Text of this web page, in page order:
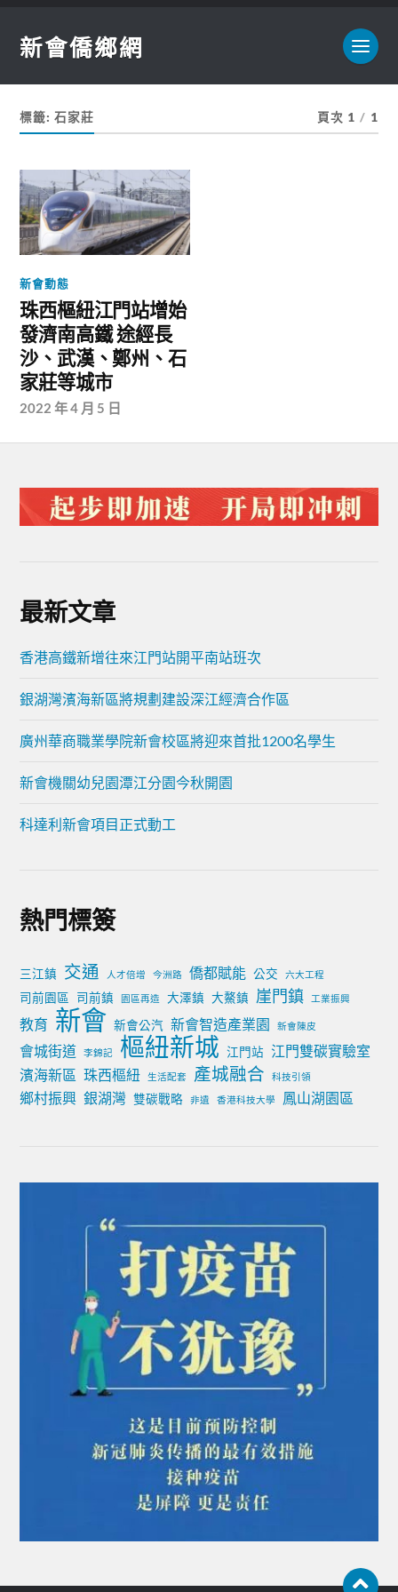
新會僑鄉網
標籤:石家莊 頁次 1 / 1
新會動態
珠西樞紐江門站增始
發濟南高鐵 途經長
沙、武漢、鄭州、石
家莊等城市
2022 年 4 月 5 日
最新文章
香港高鐵新增往來江門站開平南站班次
銀湖灣濱海新區將規劃建設深江經濟合作區
廣州華商職業學院新會校區將迎來首批1200名學生
新會機關幼兒園潭江分園今秋開園
科達利新會項目正式動工
熱門標簽
三江鎮 交通 人才倍增 今洲路 僑都賦能 公交 六大工程
司前園區 司前鎮 園區再造 大澤鎮 大鰲鎮 崖門鎮 工業振興
教育 新會 新會公汽 新會智造產業園 新會陳皮
會城街道 李錦記 樞紐新城 江門站
江門雙碳實驗室
濱海新區 珠西樞紐 生活配套 產城融合 科技引領
鄉村振興 銀湖灣 雙碳戰略 非遺 香港科技大學 鳳山湖園區